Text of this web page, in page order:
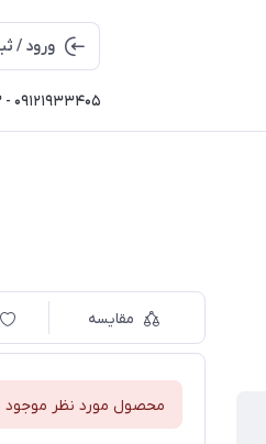
ورود /
- 09121933405
مقایسه
محصول مورد نظر موجود